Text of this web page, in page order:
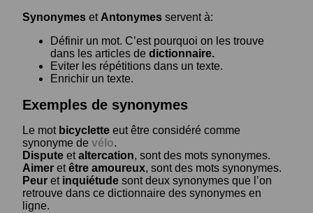
Synonymes et Antonymes servent à:
Définir un mot. C’est pourquoi on les trouve
dans les articles de dictionnaire.
Eviter les répétitions dans un texte.
Enrichir un texte.
Exemples de synonymes
Le mot bicyclette eut être considéré comme
synonyme de vélo.
Dispute etaltercation, sont des mots synonymes.
Aimer etêtre amoureux, sont des mots synonymes.
Peur et inquiétude sont deux synonymes que l’on
retrouve dans ce dictionnaire des synonymes en
ligne.